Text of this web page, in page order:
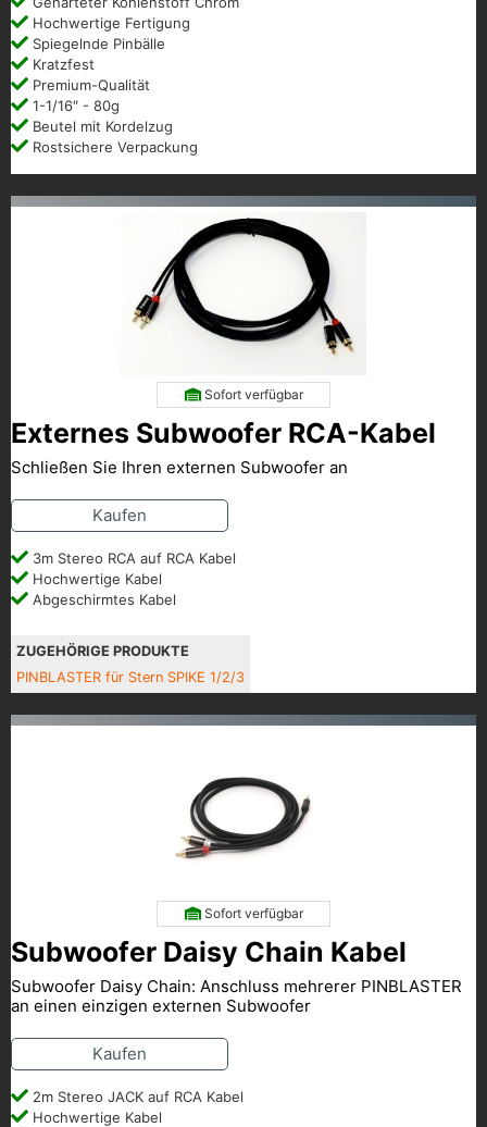
Hochwertige Fertigung
Spiegelnde Pinbälle
Kratzfest
Premium-Qualität
1-1/16″ - 80g
Beutel mit Kordelzug
Rostsichere Verpackung
Sofort verfügbar
Externes Subwoofer RCA-Kabel
Schließen Sie Ihren externen Subwoofer an
Kaufen
3m Stereo RCA auf RCA Kabel
Hochwertige Kabel
Abgeschirmtes Kabel
ZUGEHÖRIGE PRODUKTE
PINBLASTER für Stern SPIKE 1/2/3
Sofort verfügbar
Subwoofer Daisy Chain Kabel
Subwoofer Daisy Chain: Anschluss mehrerer PINBLASTER
an einen einzigen externen Subwoofer
Kaufen
2m Stereo JACK auf RCA Kabel
Hochwertige Kabel